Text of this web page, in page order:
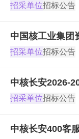
招采单位招标公告
中国核工业集团
招采单位招标公告
中核长安2026-
招采单位招标公告
中核长安400客